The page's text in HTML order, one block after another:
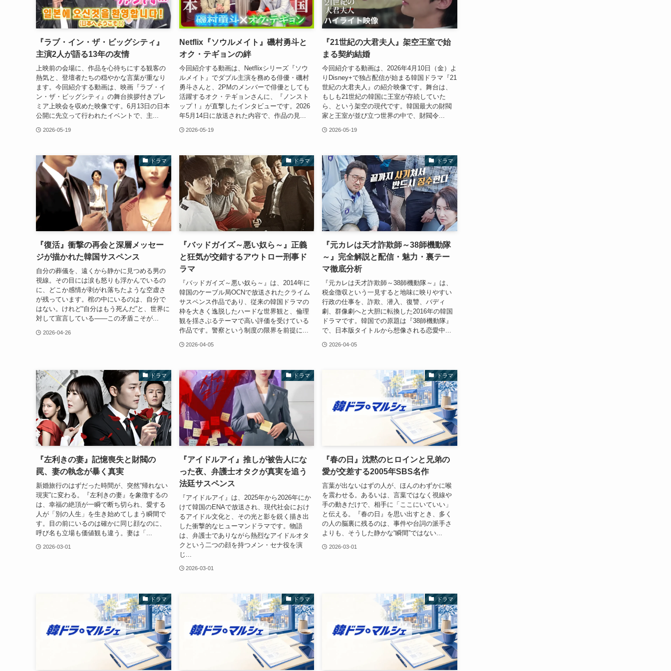
『ラブ・イン・ザ・ビッグシティ』
主演2人が語る13年の友情
上映前の会場に、作品を心待ちにする観客の
熱気と、登壇者たちの穏やかな言葉が重なり
ます。今回紹介する動画は、映画『ラブ・イ
ン・ザ・ビッグシティ』の舞台挨拶付きプレ
ミア上映会を収めた映像です。6月13日の日本
公開に先立って行われたイベントで、主...
2026-05-19
Netflix『ソウルメイト』磯村勇斗と
オク・テギョンの絆
今回紹介する動画は、Netflixシリーズ『ソウ
ルメイト』でダブル主演を務める俳優・磯村
勇斗さんと、2PMのメンバーで俳優としても
活躍するオク・テギョンさんに、『ノンスト
ップ！』が直撃したインタビューです。2026
年5月14日に放送された内容で、作品の見...
2026-05-19
『21世紀の大君夫人』架空王室で始
まる契約結婚
今回紹介する動画は、2026年4月10日（金）よ
りDisney+で独占配信が始まる韓国ドラマ『21
世紀の大君夫人』の紹介映像です。舞台は、
もしも21世紀の韓国に王室が存続していた
ら、という架空の現代です。韓国最大の財閥
家と王室が並び立つ世界の中で、財閥令...
2026-05-19
ドラマ
『復活』衝撃の再会と深層メッセー
ジが描かれた韓国サスペンス
自分の葬儀を、遠くから静かに見つめる男の
視線。その目には涙も怒りも浮かんでいるの
に、どこか感情が剥がれ落ちたような空虚さ
が残っています。棺の中にいるのは、自分で
はない。けれど“自分はもう死んだ”と、世界に
対して宣言している――この矛盾こそが...
2026-04-26
ドラマ
『バッドガイズ～悪い奴ら～』正義
と狂気が交錯するアウトロー刑事ド
ラマ
『バッドガイズ～悪い奴ら～』は、2014年に
韓国のケーブル局OCNで放送されたクライム
サスペンス作品であり、従来の韓国ドラマの
枠を大きく逸脱したハードな世界観と、倫理
観を揺さぶるテーマで高い評価を受けている
作品です。警察という制度の限界を前提に...
2026-04-05
ドラマ
『元カレは天才詐欺師～38師機動隊
～』完全解説と配信・魅力・裏テー
マ徹底分析
『元カレは天才詐欺師～38師機動隊～』は、
税金徴収という一見すると地味に映りやすい
行政の仕事を、詐欺、潜入、復讐、バディ
劇、群像劇へと大胆に転換した2016年の韓国
ドラマです。韓国での原題は『38師機動隊』
で、日本版タイトルから想像される恋愛中...
2026-04-05
ドラマ
『左利きの妻』記憶喪失と財閥の
罠、妻の執念が暴く真実
新婚旅行のはずだった時間が、突然“帰れない
現実”に変わる。『左利きの妻』を象徴するの
は、幸福の絶頂が一瞬で断ち切られ、愛する
人が「別の人生」を生き始めてしまう瞬間で
す。目の前にいるのは確かに同じ顔なのに、
呼び名も立場も価値観も違う。妻は「...
2026-03-01
ドラマ
『アイドルアイ』推しが被告人にな
った夜、弁護士オタクが真実を追う
法廷サスペンス
『アイドルアイ』は、2025年から2026年にか
けて韓国のENAで放送され、現代社会におけ
るアイドル文化と、その光と影を鋭く描き出
した衝撃的なヒューマンドラマです。物語
は、弁護士でありながら熱烈なアイドルオタ
クという二つの顔を持つメン・セナ役を演
じ...
2026-03-01
ドラマ
『春の日』沈黙のヒロインと兄弟の
愛が交差する2005年SBS名作
言葉が出ないはずの人が、ほんのわずかに喉
を震わせる。あるいは、言葉ではなく視線や
手の動きだけで、相手に「ここにいていい」
と伝える。『春の日』を思い出すとき、多く
の人の脳裏に残るのは、事件や台詞の派手さ
よりも、そうした静かな“瞬間”ではない...
2026-03-01
ドラマ ドラマ ドラマ